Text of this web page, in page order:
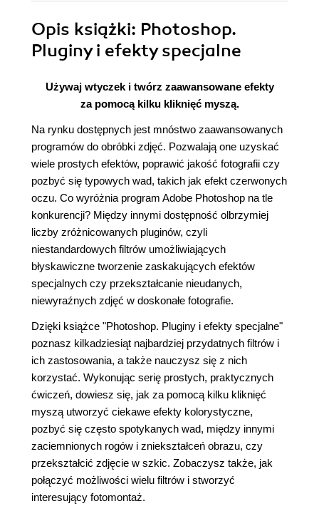
Opis książki: Photoshop.
Pluginy i efekty specjalne
Używaj wtyczek i twórz zaawansowane efekty
za pomocą kilku kliknięć myszą.
Na rynku dostępnych jest mnóstwo zaawansowanych
programów do obróbki zdjęć. Pozwalają one uzyskać
wiele prostych efektów, poprawić jakość fotografii czy
pozbyć się typowych wad, takich jak efekt czerwonych
oczu. Co wyróżnia program Adobe Photoshop na tle
konkurencji? Między innymi dostępność olbrzymiej
liczby zróżnicowanych pluginów, czyli
niestandardowych filtrów umożliwiających
błyskawiczne tworzenie zaskakujących efektów
specjalnych czy przekształcanie nieudanych,
niewyraźnych zdjęć w doskonałe fotografie.
Dzięki książce "Photoshop. Pluginy i efekty specjalne"
poznasz kilkadziesiąt najbardziej przydatnych filtrów i
ich zastosowania, a także nauczysz się z nich
korzystać. Wykonując serię prostych, praktycznych
ćwiczeń, dowiesz się, jak za pomocą kilku kliknięć
myszą utworzyć ciekawe efekty kolorystyczne,
pozbyć się często spotykanych wad, między innymi
zaciemnionych rogów i zniekształceń obrazu, czy
przekształcić zdjęcie w szkic. Zobaczysz także, jak
połączyć możliwości wielu filtrów i stworzyć
interesujący fotomontaż.